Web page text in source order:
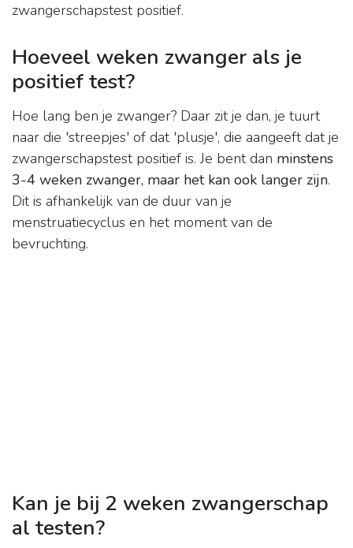
zwangerschapstest positief.
Hoeveel weken zwanger als je
positief test?
Hoe lang ben je zwanger? Daar zit je dan, je tuurt
naar die 'streepjes' of dat 'plusje', die aangeeft dat je
zwangerschapstest positief is. Je bent dan minstens
3-4 weken zwanger, maar het kan ook langer zijn.
Dit is afhankelijk van de duur van je
menstruatiecyclus en het moment van de
bevruchting.
Kan je bij 2 weken zwangerschap
al testen?